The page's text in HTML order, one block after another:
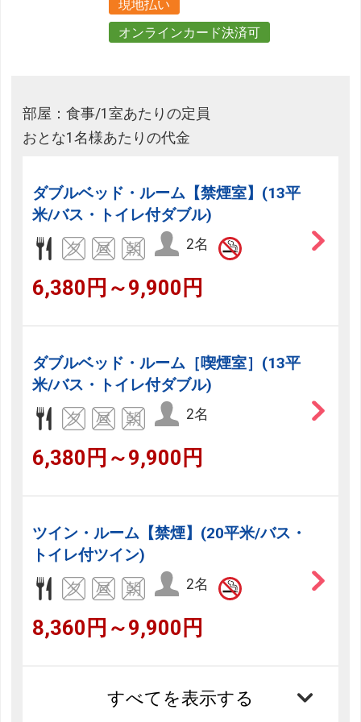
現地払い
オンラインカード決済可
部屋：食事/1室あたりの定員
おとな1名様あたりの代金
ダブルベッド・ルーム【禁煙室】(13平
米/バス・トイレ付ダブル)
2名
6,380円～9,900円
ダブルベッド・ルーム［喫煙室］(13平
米/バス・トイレ付ダブル)
2名
6,380円～9,900円
ツイン・ルーム【禁煙】(20平米/バス・
トイレ付ツイン)
2名
8,360円～9,900円
すべてを表示する